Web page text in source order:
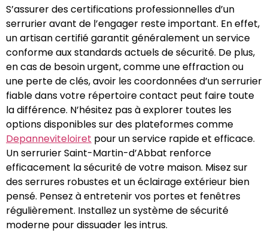
S’assurer des certifications professionnelles d’un
serrurier avant de l’engager reste important. En effet,
un artisan certifié garantit généralement un service
conforme aux standards actuels de sécurité. De plus,
en cas de besoin urgent, comme une effraction ou
une perte de clés, avoir les coordonnées d’un serrurier
fiable dans votre répertoire contact peut faire toute
la différence. N’hésitez pas à explorer toutes les
options disponibles sur des plateformes comme
Depanneviteloiret pour un service rapide et efficace.
Un serrurier Saint-Martin-d’Abbat renforce
efficacement la sécurité de votre maison. Misez sur
des serrures robustes et un éclairage extérieur bien
pensé. Pensez à entretenir vos portes et fenêtres
régulièrement. Installez un système de sécurité
moderne pour dissuader les intrus.